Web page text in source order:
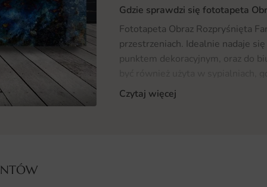
Gdzie sprawdzi się fototapeta
Fototapeta Obraz Rozpryśnięta
przestrzeniach. Idealnie nadaje
punktem dekoracyjnym, oraz do
Dzięki swojej uniwersalności,
Czytaj więcej